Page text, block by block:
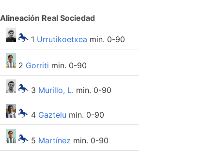
Alineación Real Sociedad
1 Urrutikoetxea min. 0-90
2 Gorriti min. 0-90
3 Murillo, L. min. 0-90
4 Gaztelu min. 0-90
5 Martínez min. 0-90